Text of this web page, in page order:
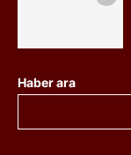
Haber ara